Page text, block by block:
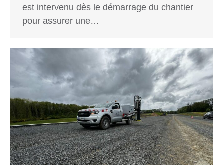
est intervenu dès le démarrage du chantier
pour assurer une…